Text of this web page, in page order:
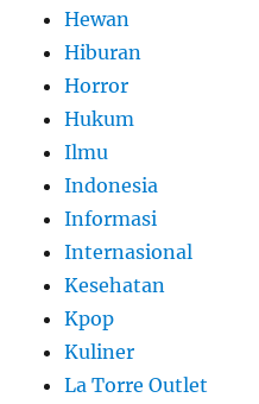
Hewan
Hiburan
Horror
Hukum
Ilmu
Indonesia
Informasi
Internasional
Kesehatan
Kpop
Kuliner
La Torre Outlet